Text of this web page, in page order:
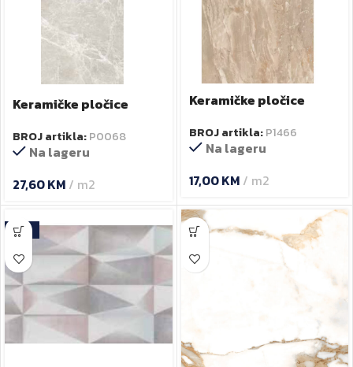
Keramičke pločice
BROJ artikla:P0068
Na lageru
27,60KM m2
Keramičke pločice
dark beige
BROJ artikla:P1466
Na lageru
17,00KM m2
-13%